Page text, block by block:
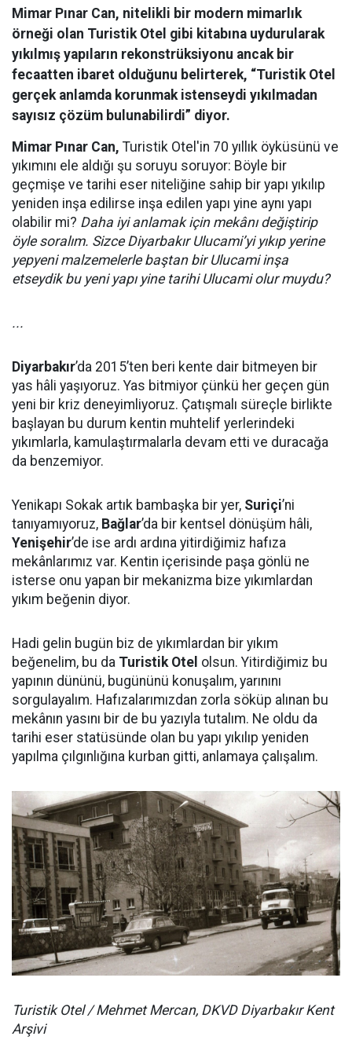
Mimar Pınar Can, nitelikli bir modern mimarlık
örneği olan Turistik Otel gibi kitabına uydurularak
yıkılmış yapıların rekonstrüksiyonu ancak bir
fecaatten ibaret olduğunu belirterek, “Turistik Otel
gerçek anlamda korunmak istenseydi yıkılmadan
sayısız çözüm bulunabilirdi” diyor.
Mimar Pınar Can, Turistik Otel'in 70 yıllık öyküsünü ve
yıkımını ele aldığı şu soruyu soruyor: Böyle bir
geçmişe ve tarihi eser niteliğine sahip bir yapı yıkılıp
yeniden inşa edilirse inşa edilen yapı yine aynı yapı
olabilir mi? Daha iyi anlamak için mekânı değiştirip
öyle soralım. Sizce Diyarbakır Ulucami’yi yıkıp yerine
yepyeni malzemelerle baştan bir Ulucami inşa
etseydik bu yeni yapı yine tarihi Ulucami olur muydu?
...
Diyarbakır’da 2015’ten beri kente dair bitmeyen bir
yas hâli yaşıyoruz. Yas bitmiyor çünkü her geçen gün
yeni bir kriz deneyimliyoruz. Çatışmalı süreçle birlikte
başlayan bu durum kentin muhtelif yerlerindeki
yıkımlarla, kamulaştırmalarla devam etti ve duracağa
da benzemiyor.
Yenikapı Sokak artık bambaşka bir yer, Suriçi’ni
tanıyamıyoruz, Bağlar’da bir kentsel dönüşüm hâli,
Yenişehir’de ise ardı ardına yitirdiğimiz hafıza
mekânlarımız var. Kentin içerisinde paşa gönlü ne
isterse onu yapan bir mekanizma bize yıkımlardan
yıkım beğenin diyor.
Hadi gelin bugün biz de yıkımlardan bir yıkım
beğenelim, bu da Turistik Otel olsun. Yitirdiğimiz bu
yapının dününü, bugününü konuşalım, yarınını
sorgulayalım. Hafızalarımızdan zorla söküp alınan bu
mekânın yasını bir de bu yazıyla tutalım. Ne oldu da
tarihi eser statüsünde olan bu yapı yıkılıp yeniden
yapılma çılgınlığına kurban gitti, anlamaya çalışalım.
Turistik Otel / Mehmet Mercan, DKVD Diyarbakır Kent
Arşivi